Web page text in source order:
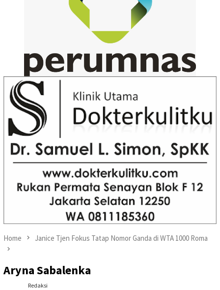
Home Janice Tjen Fokus Tatap Nomor Ganda di WTA 1000 Roma
Aryna Sabalenka
Redaksi